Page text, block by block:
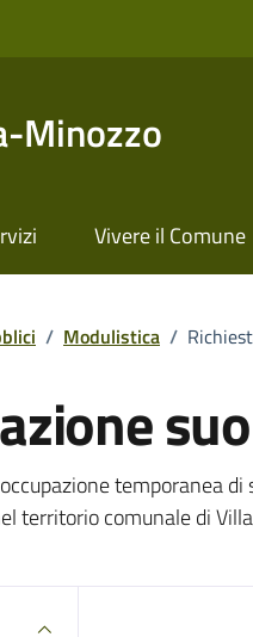
Minozzo
Vivere il Comune
/ Modulistica /
temporanea
territorio comunale di